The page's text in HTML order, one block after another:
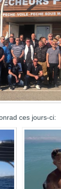
ces jours-ci: